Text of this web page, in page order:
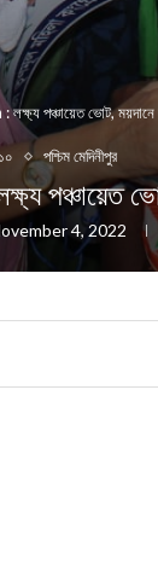
পঞ্চায়েত ভোট, ময়দানে
পশ্চিম মেদিনীপুর
ভোট,
4, 2022